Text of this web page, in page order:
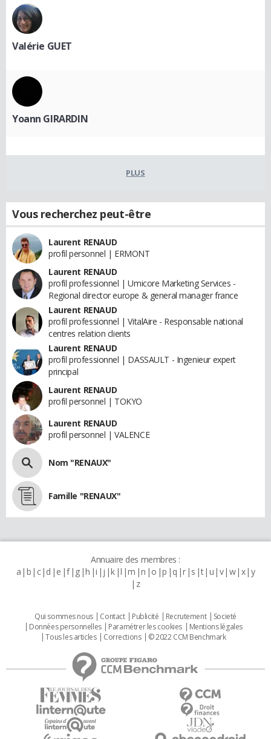
Valérie GUET
Yoann GIRARDIN
PLUS
Vous recherchez peut-être
Laurent RENAUD
profil personnel | ERMONT
Laurent RENAUD
profil professionnel | Umicore Marketing Services -
Regional director europe & general manager france
Laurent RENAUD
profil professionnel | VitalAire - Responsable national
centres relation clients
Laurent RENAUD
profil professionnel | DASSAULT - Ingenieur expert
principal
Laurent RENAUD
profil personnel | TOKYO
Laurent RENAUD
profil personnel | VALENCE
Nom "RENAUX"
Famille "RENAUX"
Annuaire des membres :
a b c d e f g h i j k l m n o p q r s t u v w x y
z
Qui sommes nous Contact Publicité Recrutement
Societé
Données personnelles
Paramétrer les cookies
Mentions légales
Tous les articles
Corrections © 2022 CCM Benchmark